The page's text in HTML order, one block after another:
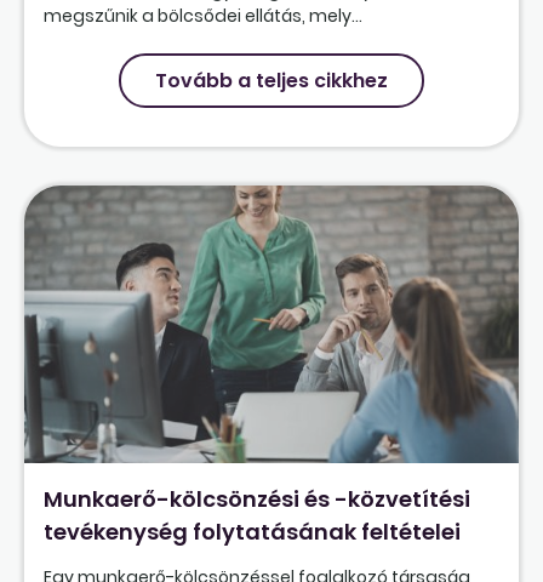
megszűnik a bölcsődei ellátás, mely...
Tovább a teljes cikkhez
Munkaerő-kölcsönzési és -közvetítési
tevékenység folytatásának feltételei